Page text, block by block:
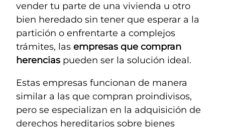
vender tu parte de una vivienda u otro
bien heredado sin tener que esperar a la
partición o enfrentarte a complejos
trámites, las empresas que compran
herencias pueden ser la solución ideal.
Estas empresas funcionan de manera
similar a las que compran proindivisos,
pero se especializan en la adquisición de
derechos hereditarios sobre bienes